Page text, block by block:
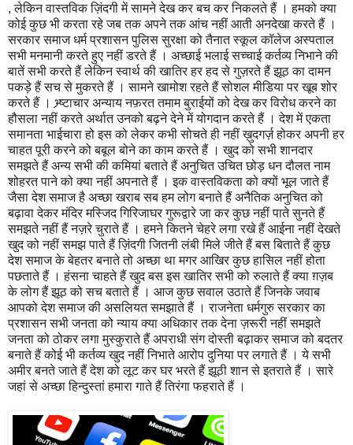
, लेकिन वास्तविक ज़िंदगी में सामने देख कर बच कर निकलते हैं । हमको क्या
कोई कुछ भी करता रहे जब तक अपने तक आंच नहीं आती अनदेखा करते हैं ।
सरकार समाज धर्म प्रशासन पुलिस सुरक्षा को तैनात स्कूल कॉलेज अस्पताल
सभी मनमानी करते हुए नहीं डरते हैं । अच्छाई भलाई सच्चाई कर्तव्य निभाने की
बातें सभी करते हैं लेकिन स्वार्थ की खातिर हर हद से गुज़रते हैं झूठ का दामन
पकड़े हैं सच से मुकरते हैं । सामने खामोश रहते हैं सोशल मीडिया पर खूब शोर
करते हैं । भ्र्ष्टाचार अन्याय नफ़रत तमाम बुराईयों को देख कर विरोध करने का
हौसला नहीं करते अर्थात उनको बढ़ने देने में योगदान करते हैं । देश में एकता
समानता भाईचारा हो इस को लेकर कभी सोचते ही नहीं ख़ुदगर्ज़ होकर अपनी हर
चाहत पूरी करने को बबूल बोने का काम करते हैं । खुद को सभी शानदार
समझते हैं अन्य सभी की कमियां बताते हैं अनुचित उचित छोड़ धन दौलत नाम
शोहरत पाने को क्या नहीं अपनाते हैं । इक वास्तविकता को क्यों भूल जाते हैं
जैसा देश समाज है अच्छा खराब सब हम लोग बनाते हैं अनैतिक अनुचित को
बढ़ावा देकर मंदिर मस्जिद गिरिजाघर गुरूद्वारे जा कर कुछ नहीं पाते सुनते हैं
समझते नहीं हैं नज़रे चुराते हैं । हमने कितने चेहरे लगा रखे हैं आईना नहीं देखते
खुद को नहीं समझ पाते हैं ज़िंदगी जितनी लंबी मिले जीते हैं बस बिताते हैं कुछ
देश समाज के बेहतर बनाते तो अच्छा था मगर आखिर कुछ हासिल नहीं होता
पछताते हैं । हंसना चाहते हैं खुद बस इस खातिर सभी को रुलाते हैं क्या ग़ज़ब
के लोग हैं झूठ को सच बताते हैं । आज कुछ सवाल उठाते हैं जिनके जवाब
आपको देश समाज की असलियत समझाते हैं । राजनेता धर्मगुरु सरकार का
प्रशासन सभी जनता को न्याय क्या अधिकार तक देना ज़रूरी नहीं समझते
जनता को ठोकर लगा मुस्कुराते हैं अपराधी संग दोस्ती बढ़ाकर समाज को बदतर
बनाते हैं कोई भी कर्तव्य खुद नहीं निभाते आरोप दुनिया पर लगाते हैं । ये सभी
अमीर बनते जाते हैं देश को लूट कर घर भरते हैं झूठी शान से इतराते हैं । सारे
जहां से अच्छा हिन्दुस्तां हमारा गाते हैं तिरंगा फहराते हैं ।